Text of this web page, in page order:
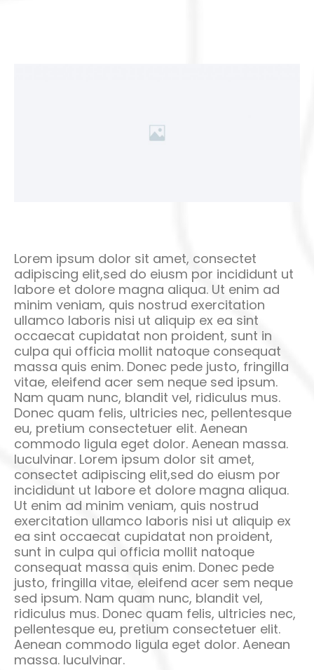
Lorem ipsum dolor sit amet, consectet
adipiscing elit,sed do eiusm por incididunt ut
labore et dolore magna aliqua. Ut enim ad
minim veniam, quis nostrud exercitation
ullamco laboris nisi ut aliquip ex ea sint
occaecat cupidatat non proident, sunt in
culpa qui officia mollit natoque consequat
massa quis enim. Donec pede justo, fringilla
vitae, eleifend acer sem neque sed ipsum.
Nam quam nunc, blandit vel, ridiculus mus.
Donec quam felis, ultricies nec, pellentesque
eu, pretium consectetuer elit. Aenean
commodo ligula eget dolor. Aenean massa.
luculvinar. Lorem ipsum dolor sit amet,
consectet adipiscing elit,sed do eiusm por
incididunt ut labore et dolore magna aliqua.
Ut enim ad minim veniam, quis nostrud
exercitation ullamco laboris nisi ut aliquip ex
ea sint occaecat cupidatat non proident,
sunt in culpa qui officia mollit natoque
consequat massa quis enim. Donec pede
justo, fringilla vitae, eleifend acer sem neque
sed ipsum. Nam quam nunc, blandit vel,
ridiculus mus. Donec quam felis, ultricies nec,
pellentesque eu, pretium consectetuer elit.
Aenean commodo ligula eget dolor. Aenean
massa. luculvinar.